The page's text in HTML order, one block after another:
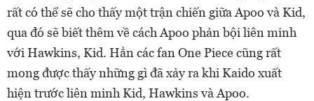
rất có thể sẽ cho thấy một trận chiến giữa Apoo và Kid,
qua đó sẽ biết thêm vềcách Apoo phản bội liên minh
với Hawkins, Kid. Hẳn các fan One Piece cũng rất
mong được thấy những gì đã xảy ra khi Kaido xuất
hiện trước liên minh Kid, Hawkins và Apoo.